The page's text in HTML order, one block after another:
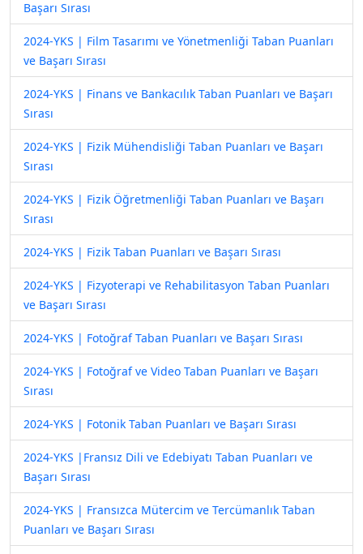
Başarı Sırası
2024-YKS | Film Tasarımı ve Yönetmenliği Taban Puanları
ve Başarı Sırası
2024-YKS | Finans ve Bankacılık Taban Puanları ve Başarı
Sırası
2024-YKS | Fizik Mühendisliği Taban Puanları ve Başarı
Sırası
2024-YKS | Fizik Öğretmenliği Taban Puanları ve Başarı
Sırası
2024-YKS | Fizik Taban Puanları ve Başarı Sırası
2024-YKS | Fizyoterapi ve Rehabilitasyon Taban Puanları
ve Başarı Sırası
2024-YKS | Fotoğraf Taban Puanları ve Başarı Sırası
2024-YKS | Fotoğraf ve Video Taban Puanları ve Başarı
Sırası
2024-YKS | Fotonik Taban Puanları ve Başarı Sırası
2024-YKS |Fransız Dili ve Edebiyatı Taban Puanları ve
Başarı Sırası
2024-YKS | Fransızca Mütercim ve Tercümanlık Taban
Puanları ve Başarı Sırası